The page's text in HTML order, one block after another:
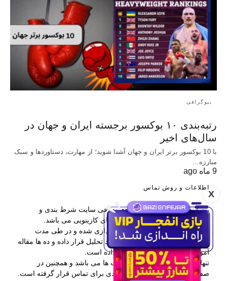
X
بیوگرافی
رتبه‌بندی ۱۰ بوکسور برجسته ایران و جهان در
سال‌های اخیر
با 10 بوکسور برتر ایران و جهان آشنا شوید؛ از مهارت، دستاوردها و سبک
مبارزه…
9 ماه ago
اطلاعات و روش تماس
بت اینفو یکی از برترین مراجع معرفی سایت شرط بندی و
همچنین آموزش پیش بینی و بازی های کازینویی می باشد.
این وب سایت در سال 1397 راه اندازی شده و در طی مدت
فعالیتش بیش از 400 سایت را مورد تحلیل قرار داده و ده ها مقاله
آموزشی در اختیار کاربران قرار داده است.
تنها راه ارتباطی با بت اینفو کامنت ها می باشد و همچنین در
صفحه درباره ما نیز اطلاعات مفیدی برای تماس قرار گرفته است.